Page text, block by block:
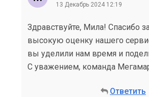
13 Декабрь 2024 12:19
Здравствуйте, Мила! Спасибо
высокую оценку нашего
вы уделили нам время и
С уважением, команда
Ответить